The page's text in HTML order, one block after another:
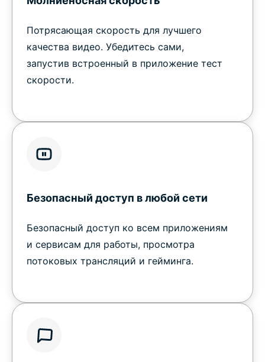
Потрясающая скорость для лучшего
качества видео. Убедитесь сами,
запустив встроенный в приложение тест
скорости.
Безопасный доступ в любой сети
Безопасный доступ ко всем приложениям
и сервисам для работы, просмотра
потоковых трансляций и гейминга.